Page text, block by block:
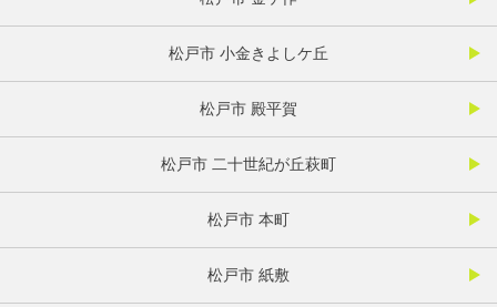
松戸市 小金きよしケ丘
松戸市 殿平賀
松戸市 二十世紀が丘萩町
松戸市 本町
松戸市 紙敷